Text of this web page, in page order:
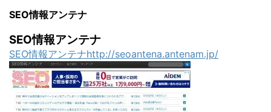
SEO情報アンテナ
SEO情報アンテナ
SEO情報アンテナhttp://seoantena.antenam.jp/